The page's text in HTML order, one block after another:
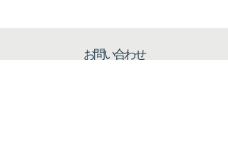
お問い合わせ